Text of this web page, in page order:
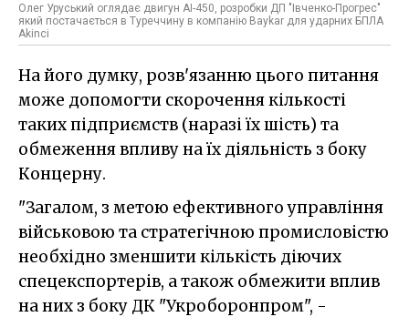
Олег Уруський оглядає двигун АІ-450, розробки ДП "Івченко-Прогрес"
який постачається в Туреччину в компанію Baykar для ударних БПЛА
Akinci
На його думку, розв'язанню цього питання
може допомогти скорочення кількості
таких підприємств (наразі їх шість) та
обмеження впливу на їх діяльність з боку
Концерну.
"Загалом, з метою ефективного управління
військовою та стратегічною промисловістю
необхідно зменшити кількість діючих
спецекспортерів, а також обмежити вплив
на них з боку ДК "Укроборонпром", -